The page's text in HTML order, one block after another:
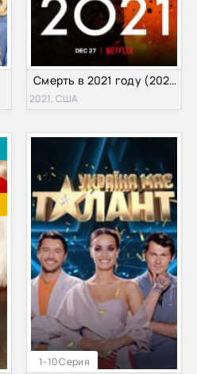
Смерть в 2021 году (2021)
2021, США
1-10 Серия